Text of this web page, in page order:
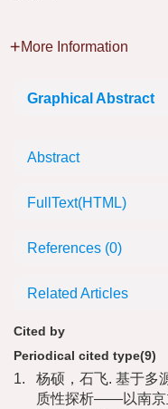
More Information
Graphical Abstract
Abstract
FullText(HTML)
References (0)
Related Articles
Cited by
Periodical cited type(9)
1.
杨硕，石飞. 基于多
质性探析——以南京